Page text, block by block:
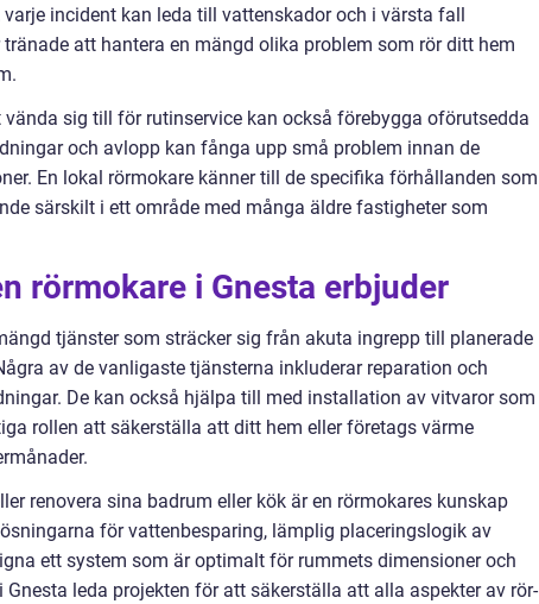
incident kan leda till vattenskador och i värsta fall
att hantera en mängd olika problem som rör ditt hem
sig till för rutinservice kan också förebygga oförutsedda
och avlopp kan fånga upp små problem innan de
En lokal rörmokare känner till de specifika förhållanden som
särskilt i ett område med många äldre fastigheter som
rörmokare i Gnesta erbjuder
tjänster som sträcker sig från akuta ingrepp till planerade
av de vanligaste tjänsterna inkluderar reparation och
De kan också hjälpa till med installation av vitvaror som
rollen att säkerställa att ditt hem eller företags värme
renovera sina badrum eller kök är en rörmokares kunskap
för vattenbesparing, lämplig placeringslogik av
ett system som är optimalt för rummets dimensioner och
leda projekten för att säkerställa att alla aspekter av rör-